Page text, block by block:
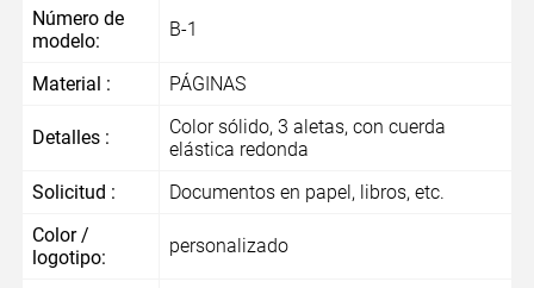
Número de
modelo:
B-1
Material : PÁGINAS
Detalles :
Color sólido, 3 aletas, con cuerda
elástica redonda
Solicitud :
Documentos en papel, libros, etc.
Color /
logotipo:
personalizado